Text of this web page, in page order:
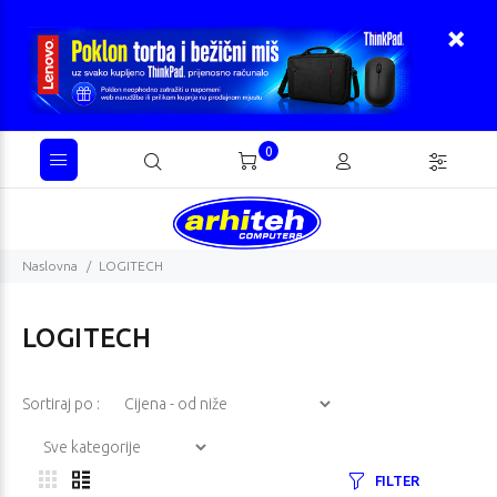
0
Naslovna LOGITECH
LOGITECH
Sortiraj po :
FILTER